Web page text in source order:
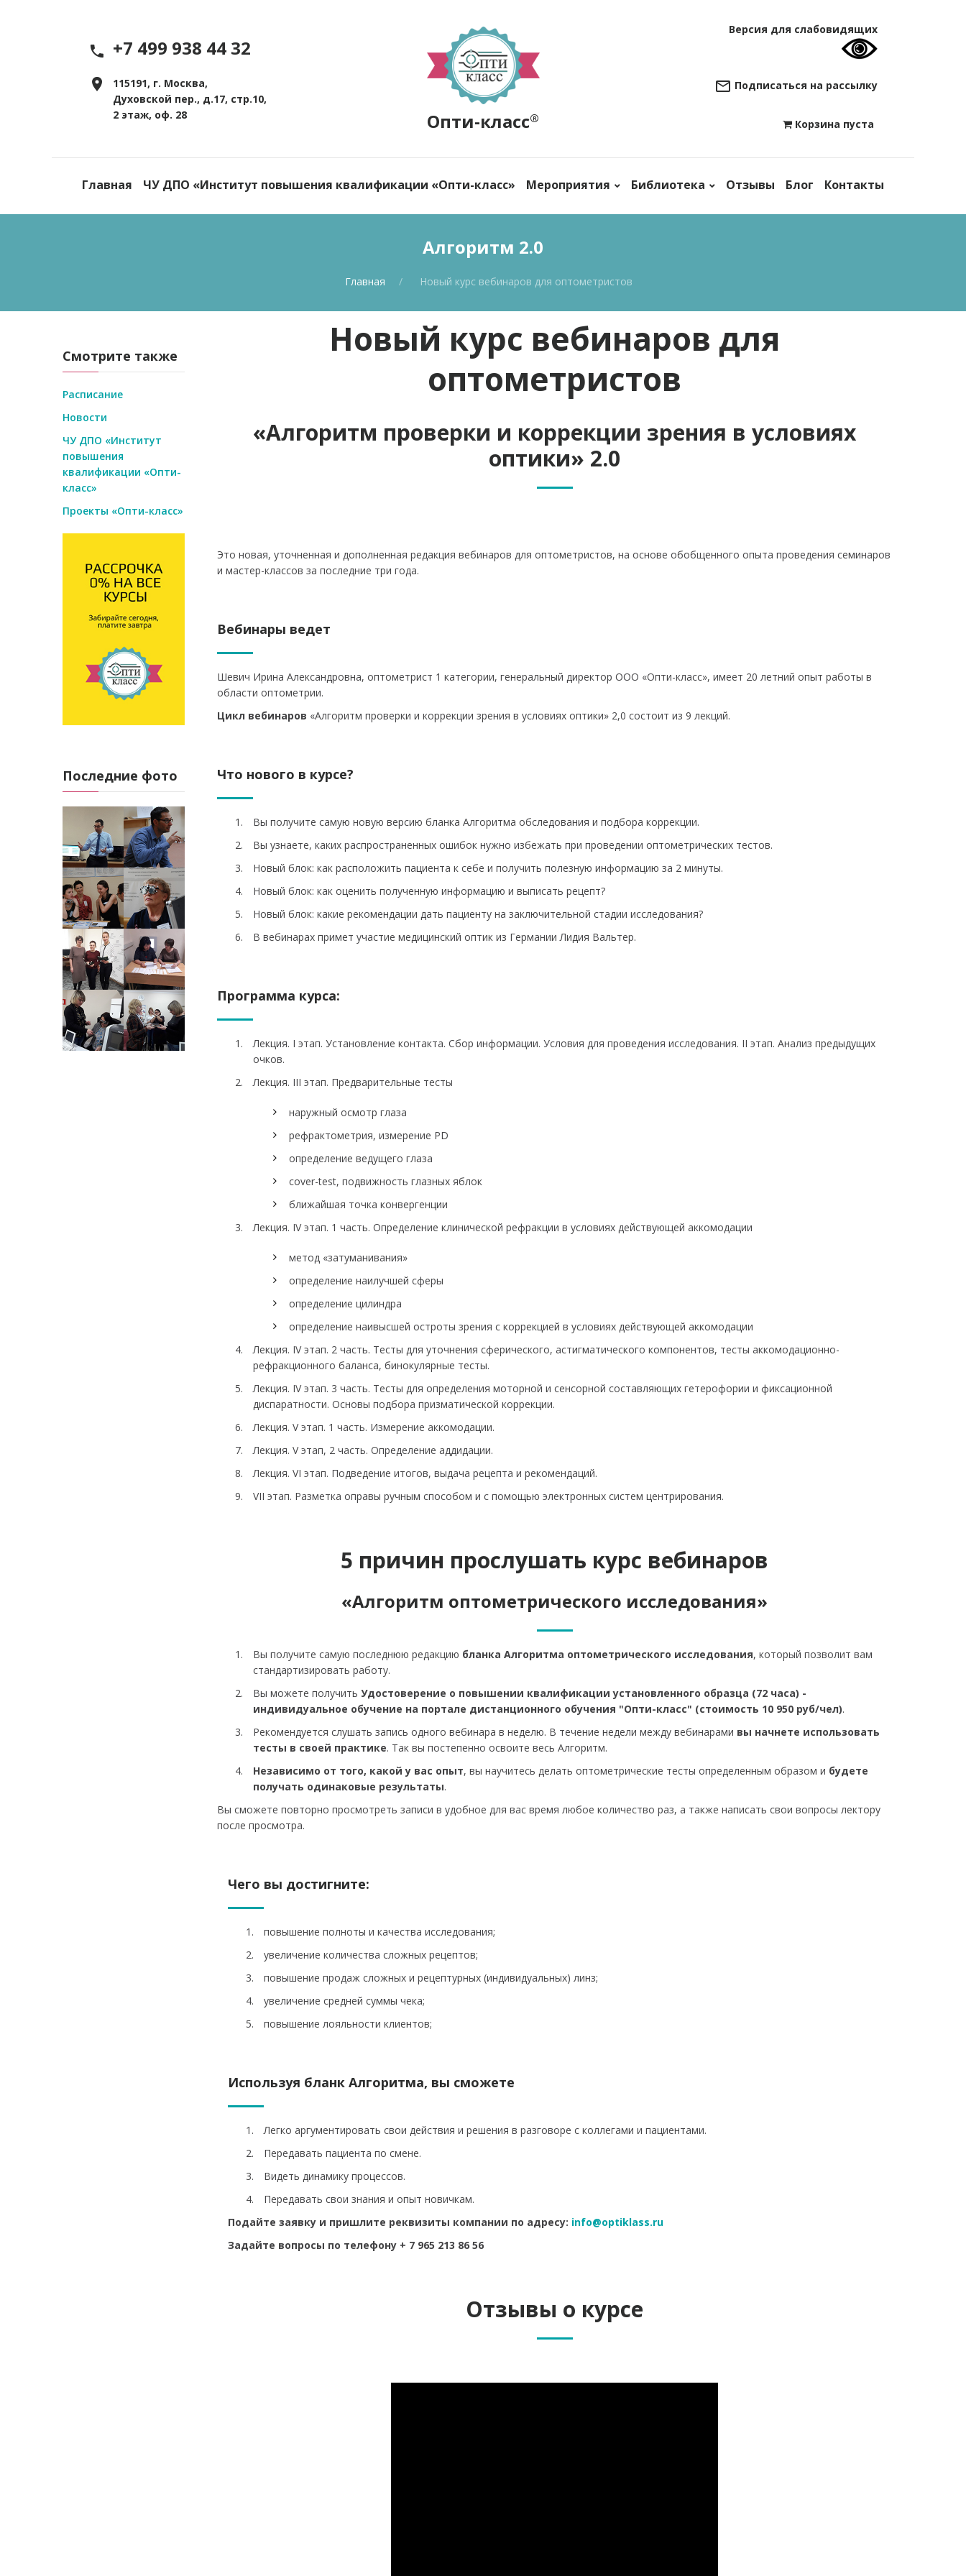
+7 499 938 44 32
115191, г. Москва,
Духовской пер., д.17, стр.10,
2 этаж, оф. 28
Опти-класс®
Версия для слабовидящих
Подписаться на рассылку
Корзина пуста
Главная ЧУ ДПО «Институт повышения квалификации «Опти-класс» Мероприятия Библиотека Отзывы Блог Контакты
Алгоритм 2.0
Главная Новый курс вебинаров для оптометристов
Новый курс вебинаров для
оптометристов
«Алгоритм проверки и коррекции зрения в условиях
оптики» 2.0
Это новая, уточненная и дополненная редакция вебинаров для оптометристов, на основе обобщенного опыта проведения семинаров
и мастер-классов за последние три года.
Вебинары ведет
Шевич Ирина Александровна, оптометрист 1 категории, генеральный директор ООО «Опти-класс», имеет 20 летний опыт работы в
области оптометрии.
Цикл вебинаров «Алгоритм проверки и коррекции зрения в условиях оптики» 2,0 состоит из 9 лекций.
Что нового в курсе?
Вы получите самую новую версию бланка Алгоритма обследования и подбора коррекции.
Вы узнаете, каких распространенных ошибок нужно избежать при проведении оптометрических тестов.
Новый блок: как расположить пациента к себе и получить полезную информацию за 2 минуты.
Новый блок: как оценить полученную информацию и выписать рецепт?
Новый блок: какие рекомендации дать пациенту на заключительной стадии исследования?
В вебинарах примет участие медицинский оптик из Германии Лидия Вальтер.
Программа курса:
Лекция. I этап. Установление контакта. Сбор информации. Условия для проведения исследования. II этап. Анализ предыдущих
очков.
Лекция. III этап. Предварительные тесты
наружный осмотр глаза
рефрактометрия, измерение PD
определение ведущего глаза
cover-test, подвижность глазных яблок
ближайшая точка конвергенции
Лекция. IV этап. 1 часть. Определение клинической рефракции в условиях действующей аккомодации
метод «затуманивания»
определение наилучшей сферы
определение цилиндра
определение наивысшей остроты зрения с коррекцией в условиях действующей аккомодации
Лекция. IV этап. 2 часть. Тесты для уточнения сферического, астигматического компонентов, тесты аккомодационно-
рефракционного баланса, бинокулярные тесты.
Лекция. IV этап. 3 часть. Тесты для определения моторной и сенсорной составляющих гетерофории и фиксационной
диспаратности. Основы подбора призматической коррекции.
Лекция. V этап. 1 часть. Измерение аккомодации.
Лекция. V этап, 2 часть. Определение аддидации.
Лекция. VI этап. Подведение итогов, выдача рецепта и рекомендаций.
VII этап. Разметка оправы ручным способом и с помощью электронных систем центрирования.
5 причин прослушать курс вебинаров
«Алгоритм оптометрического исследования»
Вы получите самую последнюю редакцию бланка Алгоритма оптометрического исследования, который позволит вам
стандартизировать работу.
Вы можете получить Удостоверение о повышении квалификации установленного образца (72 часа) -
индивидуальное обучение на портале дистанционного обучения "Опти-класс" (стоимость 10 950 руб/чел).
Рекомендуется слушать запись одного вебинара в неделю. В течение недели между вебинарами вы начнете использовать
тесты в своей практике. Так вы постепенно освоите весь Алгоритм.
Независимо от того, какой у вас опыт, вы научитесь делать оптометрические тесты определенным образом и будете
получать одинаковые результаты.
Вы сможете повторно просмотреть записи в удобное для вас время любое количество раз, а также написать свои вопросы лектору
после просмотра.
Чего вы достигните:
повышение полноты и качества исследования;
увеличение количества сложных рецептов;
повышение продаж сложных и рецептурных (индивидуальных) линз;
увеличение средней суммы чека;
повышение лояльности клиентов;
Используя бланк Алгоритма, вы сможете
Легко аргументировать свои действия и решения в разговоре с коллегами и пациентами.
Передавать пациента по смене.
Видеть динамику процессов.
Передавать свои знания и опыт новичкам.
Подайте заявку и пришлите реквизиты компании по адресу: info@optiklass.ru
Задайте вопросы по телефону + 7 965 213 86 56
Отзывы о курсе
Смотрите также
Расписание
Новости
ЧУ ДПО «Институт
повышения
квалификации «Опти-
класс»
Проекты «Опти-класс»
Последние фото